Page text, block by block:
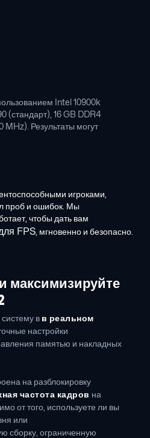
Intel 10900k
(стандарт), 16 GB DDR4
MHz). Результаты могут
игроками,
проб и ошибок. Мы
чтобы дать вам
FPS, мгновенно и безопасно.
максимизируйте
в в реальном
настройки
памятью и накладных
на разблокировку
частота кадров на
от того, используете ли вы
или
сборку, ограниченную